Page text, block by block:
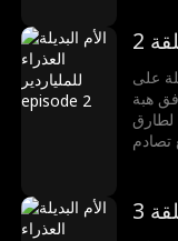
2
على
هبة
لطارق
تصادم
3